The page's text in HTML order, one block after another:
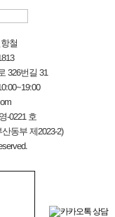
철
326번길 31
-0221 호
동부 제2023-2)